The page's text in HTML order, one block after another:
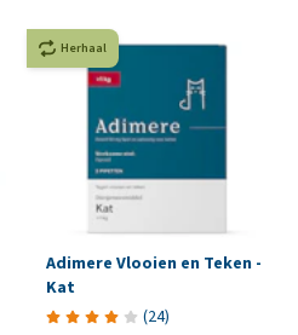
Herhaal
Adimere Vlooien en Teken -
Kat
(24)